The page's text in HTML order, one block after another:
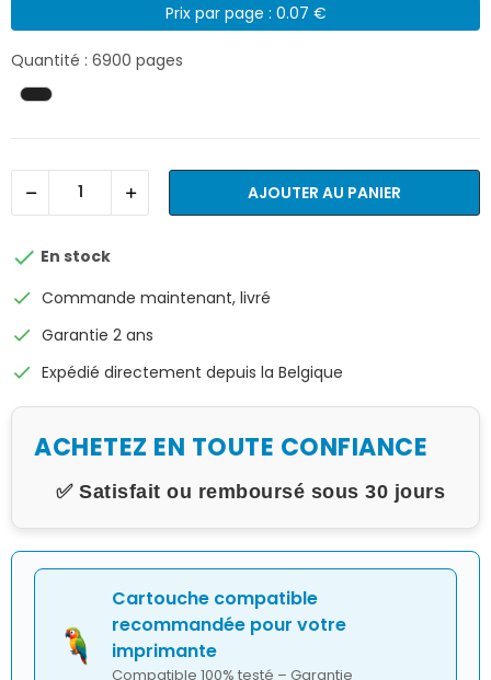
Prix par page : 0.07 €
Quantité : 6900 pages
AJOUTER AU PANIER
 En stock
check Commande maintenant, livré
check Garantie 2 ans
check Expédié directement depuis la Belgique
ACHETEZ EN TOUTE CONFIANCE
✅ Satisfait ou remboursé sous 30 jours
Cartouche compatible
recommandée pour votre
imprimante
Compatible 100% testé – Garantie